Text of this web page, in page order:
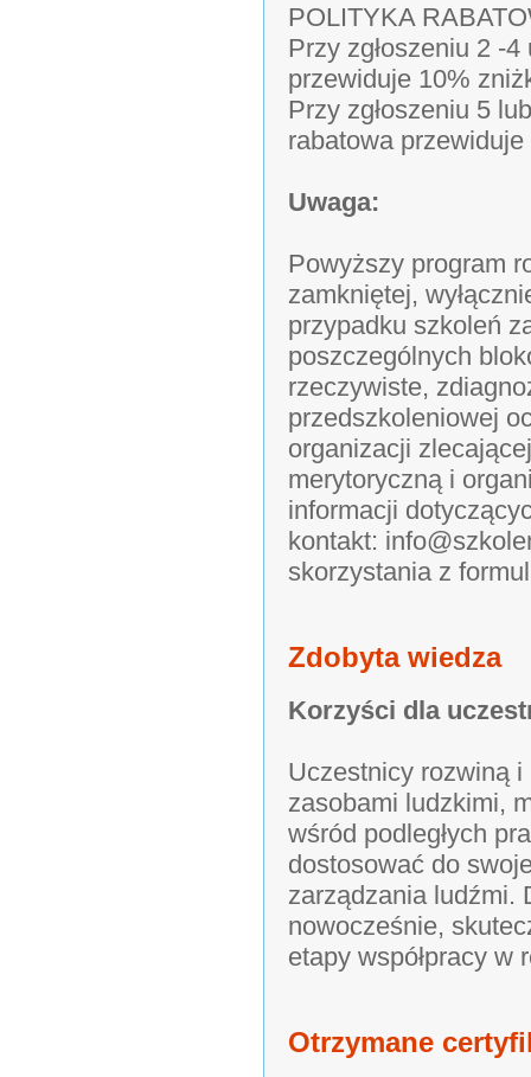
POLITYKA
Przy zgłoszeniu 2 -
przewiduje 10%
Przy zgłoszeniu 5
rabatowa
Uwaga:
Powyższy program
zamkniętej,
przypadku szkoleń
poszczególnych
rzeczywiste,
przedszkoleniowej
organizacji
merytoryczną i
informacji
kontakt:
skorzystania z
Zdobyta wiedza
Korzyści dla
Uczestnicy rozwiną
zasobami ludzkimi,
wśród podległych
dostosować do
zarządzania ludźmi.
nowocześnie,
etapy współpracy w
Otrzymane